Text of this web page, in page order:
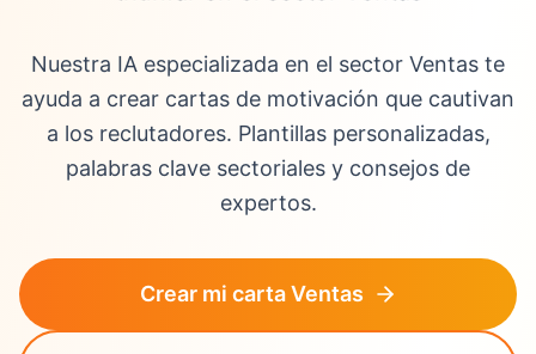
Nuestra IA especializada en el sector Ventas te
ayuda a crear cartas de motivación que cautivan
a los reclutadores. Plantillas personalizadas,
palabras clave sectoriales y consejos de
expertos.
Crear mi carta Ventas